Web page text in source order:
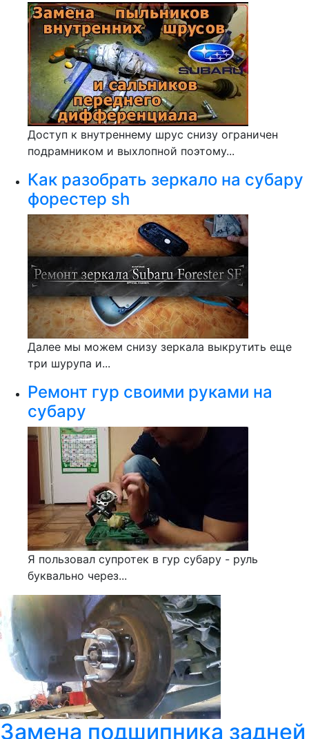
Доступ к внутреннему шрус снизу ограничен
подрамником и выхлопной поэтому...
Как разобрать зеркало на субару
форестер sh
Далее мы можем снизу зеркала выкрутить еще
три шурупа и...
Ремонт гур своими руками на
субару
Я пользовал супротек в гур субару - руль
буквально через...
Замена подшипника задней